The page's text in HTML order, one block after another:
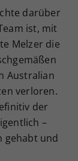
darüber
ist, mit
Melzer die
Australian
verloren.
der
–
gehabt und